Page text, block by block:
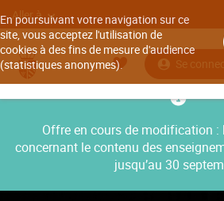
En poursuivant votre navigation sur ce
site, vous acceptez l'utilisation de
cookies à des fins de mesure d'audience
(statistiques anonymes).
Aller à
Se
Offre en cours de modification
concernant le contenu des
jusqu’au 30